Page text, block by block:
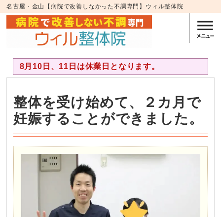
名古屋・金山【病院で改善しなかった不調専門】ウィル整体院
8月10日、11日は休業日となります。
整体を受け始めて、２カ月で
妊娠することができました。